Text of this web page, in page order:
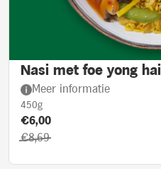
Nasi met foe yong hai
Meer informatie
450g
Product prijs::
Actieprijs:
€6,00
Oorspronkelijke prijs:
€8,69